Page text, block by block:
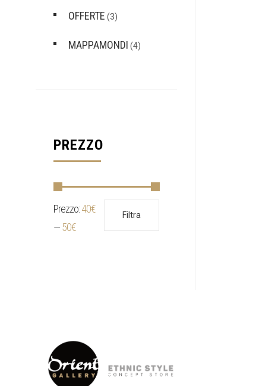
OFFERTE (3)
MAPPAMONDI (4)
PREZZO
Prezzo
Min
Prezzo
Max
Filtra
Prezzo:40€
—50€